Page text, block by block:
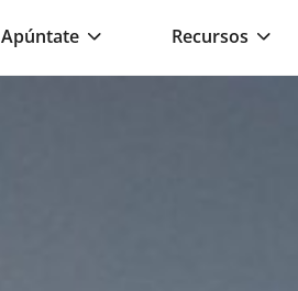
Apúntate Recursos